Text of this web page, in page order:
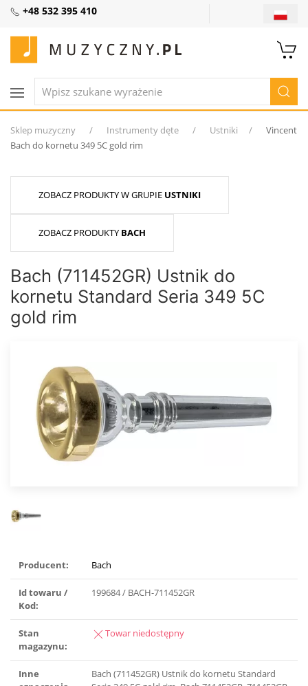
+48 532 395 410
Sklep muzyczny Instrumenty dęte Ustniki
Vincent
Bach do kornetu 349 5C gold rim
ZOBACZ PRODUKTY W GRUPIE USTNIKI
ZOBACZ PRODUKTY BACH
Bach (711452GR) Ustnik do
kornetu Standard Seria 349 5C
gold rim
Producent: Bach
Id towaru /
Kod:
199684 / BACH-711452GR
Stan
magazynu:
Towar niedostępny
Inne
Bach (711452GR) Ustnik do kornetu Standard